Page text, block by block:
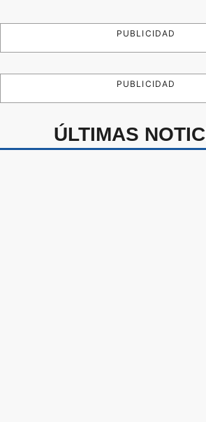
PUBLICIDAD
PUBLICIDAD
ÚLTIMAS